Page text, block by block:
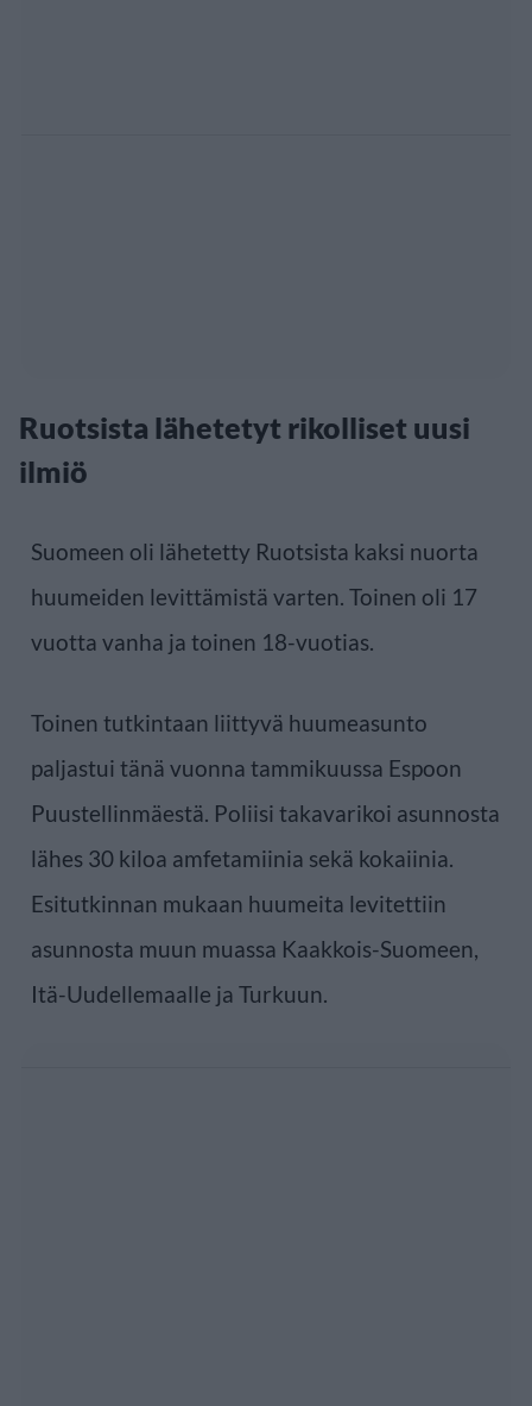
Ruotsista lähetetyt rikolliset uusi
ilmiö
Suomeen oli lähetetty Ruotsista kaksi nuorta
huumeiden levittämistä varten. Toinen oli 17
vuotta vanha ja toinen 18-vuotias.
Toinen tutkintaan liittyvä huumeasunto
paljastui tänä vuonna tammikuussa Espoon
Puustellinmäestä. Poliisi takavarikoi asunnosta
lähes 30 kiloa amfetamiinia sekä kokaiinia.
Esitutkinnan mukaan huumeita levitettiin
asunnosta muun muassa Kaakkois-Suomeen,
Itä-Uudellemaalle ja Turkuun.